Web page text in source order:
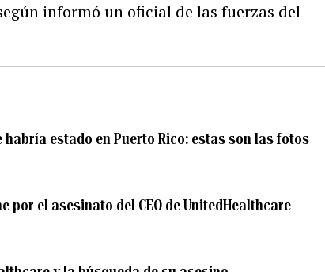
informó un oficial de las fuerzas del
habría estado en Puerto Rico: estas son las fotos
por el asesinato del CEO de UnitedHealthcare